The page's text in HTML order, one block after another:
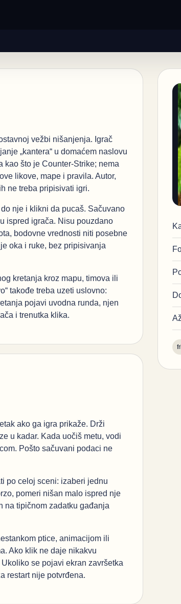
vežbi nišanjenja. Igrač
„kantera“ u domaćem naslovu
što je Counter-Strike; nema
likove, mape i pravila. Autor,
ne treba pripisivati igri.
nje i klikni da pucaš. Sačuvano
ispred igrača. Nisu pouzdano
bodovne vrednosti niti posebne
oka i ruke, bez pripisivanja
kretanja kroz mapu, timova ili
takođe treba uzeti uslovno:
pojavi uvodna runda, njen
i trenutka klika.
ako ga igra prikaže. Drži
u kadar. Kada uočiš metu, vodi
Pošto sačuvani podaci ne
po celoj sceni: izaberi jednu
pomeri nišan malo ispred nje
na tipičnom zadatku gađanja
ptice, animacijom ili
Ako klik ne daje nikakvu
se pojavi ekran završetka
restart nije potvrđena.